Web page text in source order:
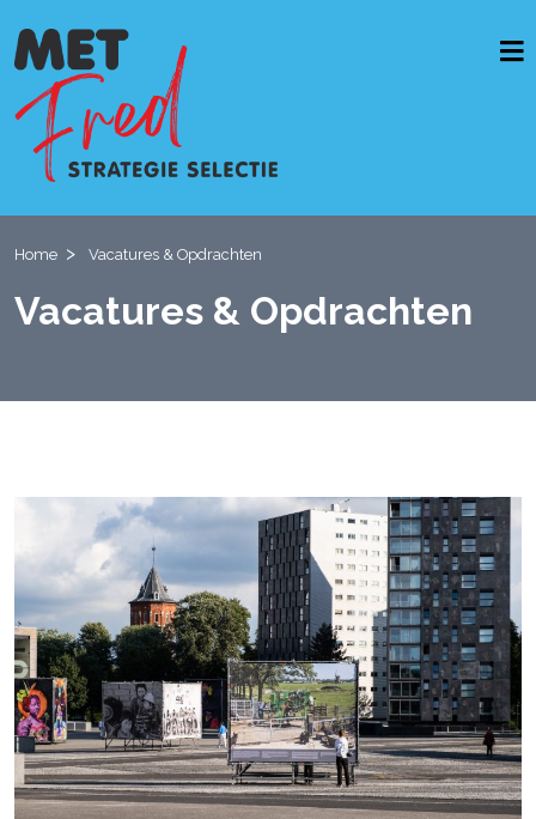
Vacatures & opdrachten
Werkwijze
Home Vacatures & Opdrachten
Vacatures & Opdrachten